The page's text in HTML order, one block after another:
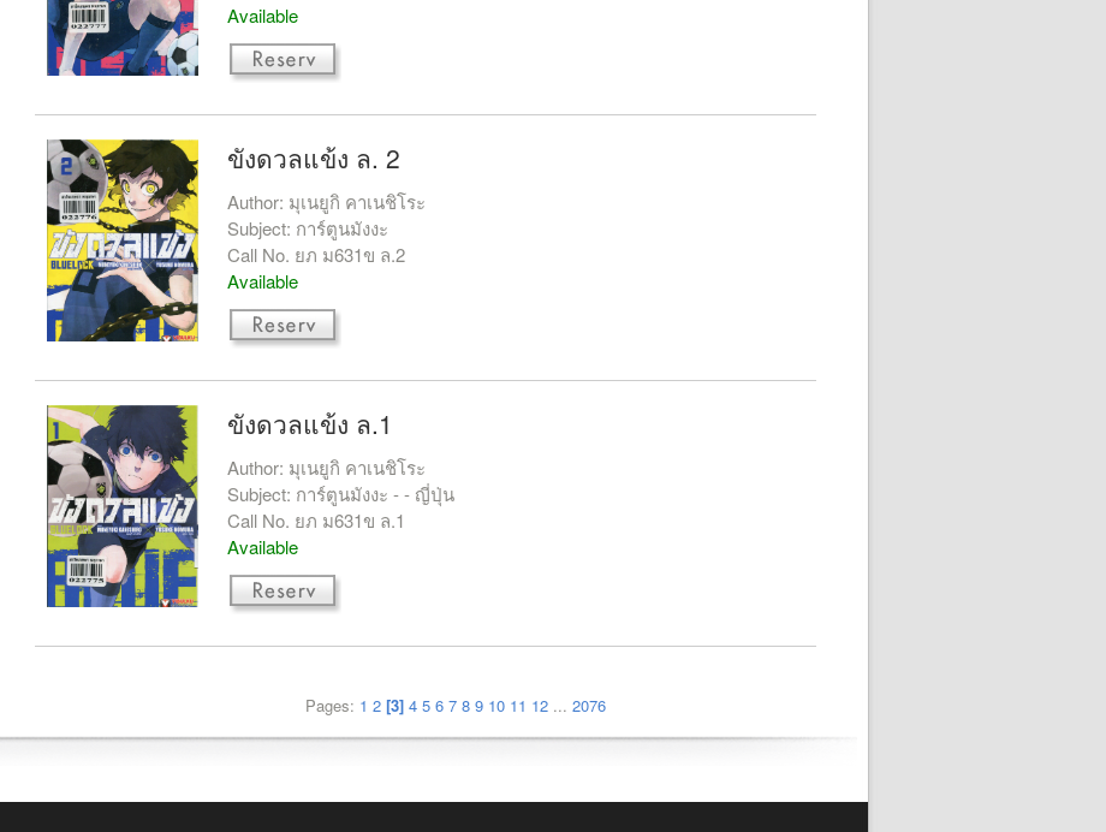
Available
ขังดวลแข้ง ล. 2
Author: มุเนยูกิ คาเนชิโระ
Subject: การ์ตูนมังงะ
Call No. ยภ ม631ข ล.2
Available
ขังดวลแข้ง ล.1
Author: มุเนยูกิ คาเนชิโระ
Subject: การ์ตูนมังงะ - - ญี่ปุ่น
Call No. ยภ ม631ข ล.1
Available
Pages: 1 2 [3] 4 5 6 7 8 9 10 11 12 ... 2076